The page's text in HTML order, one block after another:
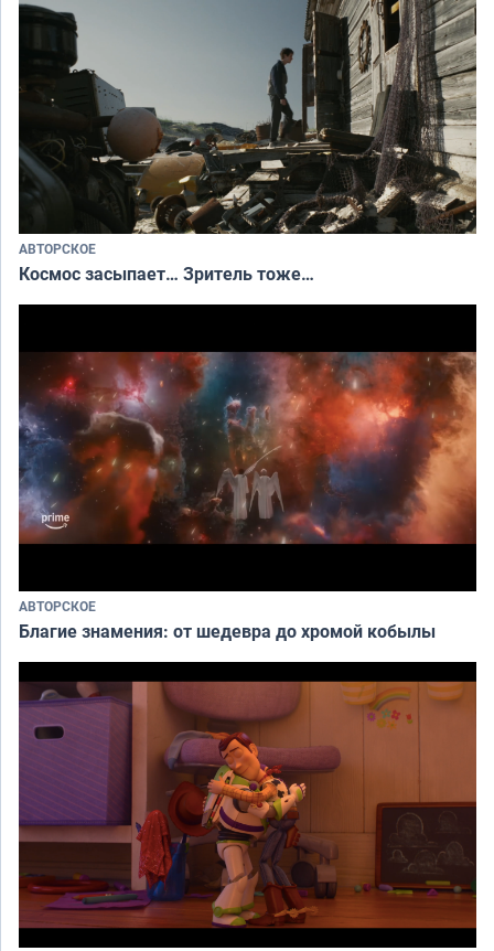
АВТОРСКОЕ
Космос засыпает… Зритель тоже…
АВТОРСКОЕ
Благие знамения: от шедевра до хромой кобылы